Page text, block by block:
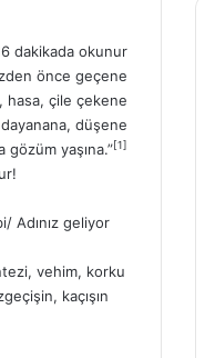
dakikada okunur
önce geçene
hasa, çile çekene
düşene
yaşına.”[1]
Adınız geliyor
vehim, korku
kaçışın